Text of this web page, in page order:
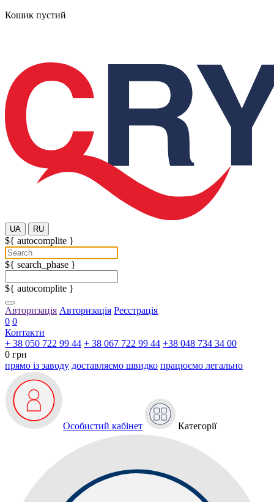
Кошик пустий
UA RU
${ autocomplite }
${ search_phase }
${ autocomplite }
Авторизація Авторизація Реєстрація
0 0
Контакти
+ 38 050 722 99 44 + 38 067 722 99 44 +38 048 734 34 00
0 грн
прямо із заводу доставляємо швидко працюємо легально
Особистий кабінет Категорії